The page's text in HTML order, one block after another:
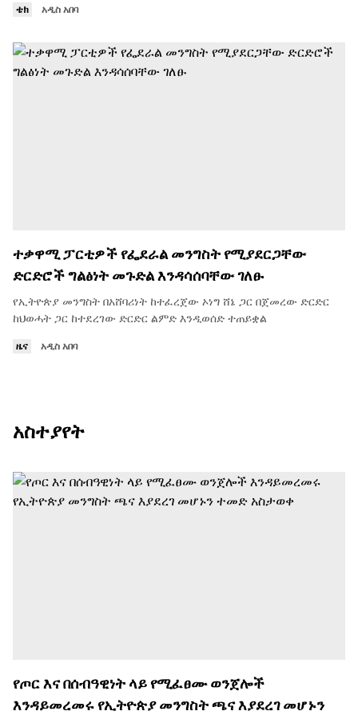
ቴክ አዲስ አበባ
ተቃዋሚ ፓርቲዎች የፌደራል መንግስት የሚያደርጋቸው
ድርድሮች ግልፅነት መጉድል እንዳሳሰባቸው ገለፁ
የኢትዮጵያ መንግስት በአሸባሪነት ከተፈረጀው ኦነግ ሸኔ ጋር በጀመረው ድርድር
ከህወሓት ጋር ከተደረገው ድርድር ልምድ እንዲወሰድ ተጠይቋል
ዜና አዲስ አበባ
አስተያየት
የጦር እና በሰብዓዊነት ላይ የሚፈፀሙ ወንጀሎች
እንዳይመረመሩ የኢትዮጵያ መንግስት ጫና እያደረገ መሆኑን